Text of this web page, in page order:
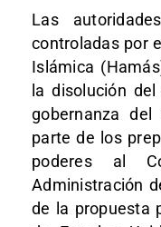
Las
controladas por
Islámica
la disolución
gobernanza
parte de los
poderes al
Administración
de la propuesta